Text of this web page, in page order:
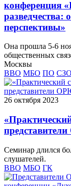
конференция
разведчества:
перспективы»
Она прошла 5-6
общественных
Москвы
ВВО МБО ПО СЗО
26 октября 2023
Семинар длился
слушателей.
ВВО МБО ГК